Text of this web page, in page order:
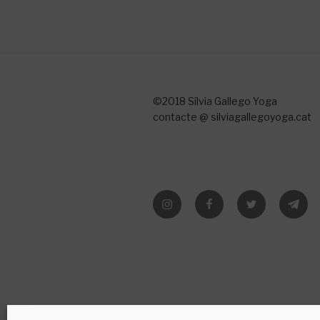
©2018 Sílvia Gallego Yoga
contacte @ silviagallegoyoga.cat
InstagramFacebookTwitter